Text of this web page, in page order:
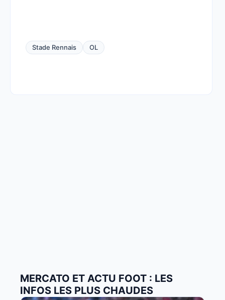
Stade Rennais OL
MERCATO ET ACTU FOOT : LES
INFOS LES PLUS CHAUDES